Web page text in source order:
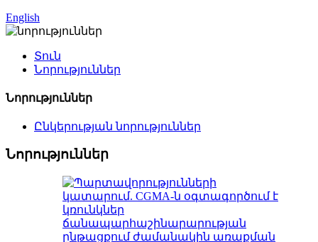
English
Տուն
Նորություններ
Նորություններ
Ընկերության նորություններ
Նորություններ